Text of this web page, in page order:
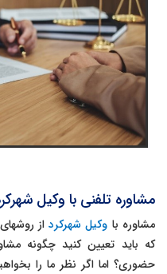
مشاوره تلفنی با وکیل
مشاوره با وکیل شهرکرداز
که باید تعیین کنید چگونه
حضوری؟ اما اگر نظر ما را